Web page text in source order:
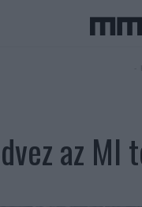
az MI